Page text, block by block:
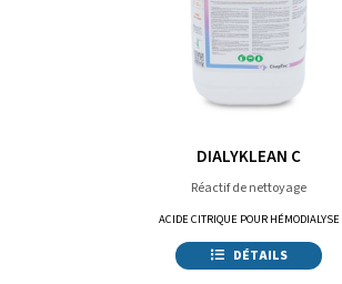
DIALYKLEAN C
Réactif de nettoyage
ACIDE CITRIQUE POUR HÉMODIALYSE
DÉTAILS